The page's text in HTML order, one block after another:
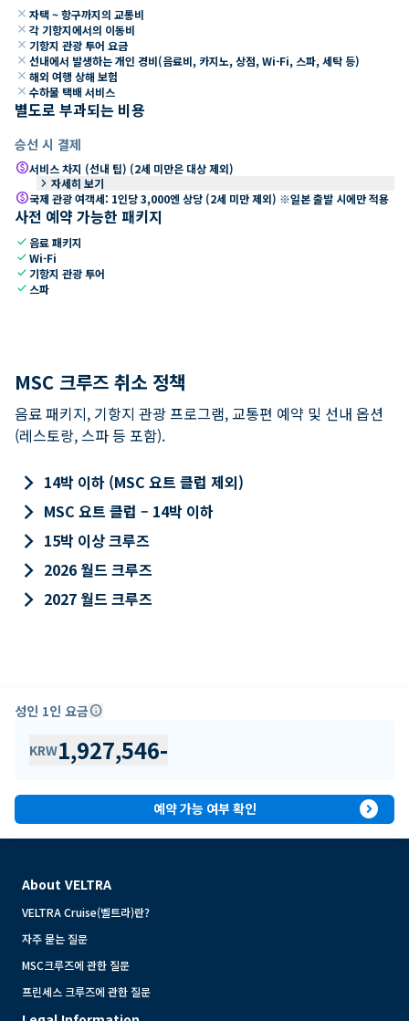
close 자택 ~ 항구까지의 교통비
close 각 기항지에서의 이동비
close 기항지 관광 투어 요금
close 선내에서 발생하는 개인 경비(음료비, 카지노, 상점, Wi-Fi, 스파, 세탁 등)
close 해외 여행 상해 보험
close 수하물 택배 서비스
별도로 부과되는 비용
승선 시 결제
paid서비스 차지 (선내 팁) (2세 미만은 대상 제외)
keyboard_arrow_right 자세히 보기
paid국제 관광 여객세: 1인당 3,000엔 상당 (2세 미만 제외) ※일본 출발 시에만 적용
사전 예약 가능한 패키지
check 음료 패키지
checkWi-Fi
check 기항지 관광 투어
check 스파
MSC 크루즈 취소 정책
음료 패키지, 기항지 관광 프로그램, 교통편 예약 및 선내 옵션
(레스토랑, 스파 등 포함).
keyboard_arrow_right 14박 이하 (MSC 요트 클럽 제외)
keyboard_arrow_right MSC 요트 클럽 – 14박 이하
keyboard_arrow_right 15박 이상 크루즈
keyboard_arrow_right 2026 월드 크루즈
keyboard_arrow_right 2027 월드 크루즈
성인 1인 요금info
KRW1,927,546-
예약 가능 여부 확인 expand_circle_right
About VELTRA
VELTRA Cruise(벨트라)란?
자주 묻는 질문
MSC크루즈에 관한 질문
프린세스 크루즈에 관한 질문